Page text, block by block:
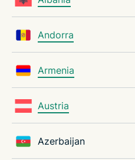
Andorra
Armenia
Austria
Azerbaijan